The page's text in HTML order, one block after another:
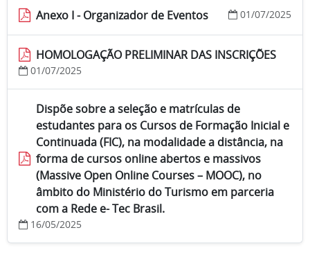
Anexo I - Organizador de Eventos 01/07/2025
HOMOLOGAÇÃO PRELIMINAR DAS INSCRIÇÕES
01/07/2025
Dispõe sobre a seleção e matrículas de
estudantes para os Cursos de Formação Inicial e
Continuada (FIC), na modalidade a distância, na
forma de cursos online abertos e massivos
(Massive Open Online Courses – MOOC), no
âmbito do Ministério do Turismo em parceria
com a Rede e- Tec Brasil.
16/05/2025